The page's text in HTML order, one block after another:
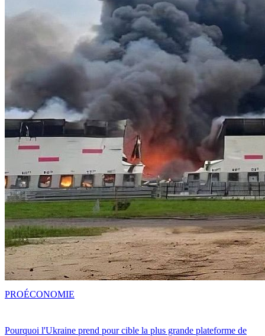
Pourquoi l'Ukraine prend pour cible la plus grande plateforme de
PROÉCONOMIE